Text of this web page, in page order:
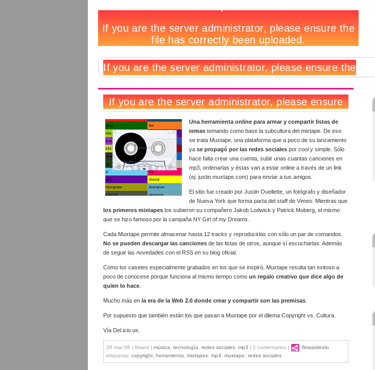
Una herramienta online para armar y compartir listas de
temas tomando como base la subcultura del mixtape. De eso
se trata Muxtape, una plataforma que a poco de su lanzamiento
ya se propagó por las redes sociales por cooly simple. Sólo
hace falta crear una cuenta, subir unas cuantas canciones en
mp3, ordenarlas y éstas van a estar online a través de un link
(ej: justin.muxtape.com) para enviar a tus amigos.
El sitio fue creado por Justin Ouellette, un fotógrafo y diseñador
de Nueva York que forma parta del staff de Vimeo. Mientras que
los primeros mixtapes los subieron su compañero Jakob Lodwick y Patrick Moberg, el mismo
que se hizo famoso por la campaña NY Girl of my Dreams.
Cada Muxtape permite almacenar hasta 12 tracks y reproducirlas con sólo un par de comandos.
No se pueden descargar las canciones de las listas de otros, aunque sí escucharlas. Además
de seguir las novedades con el RSS en su blog oficial.
Como los casetes especialmente grabados en los que se inspiró, Muxtape resulta tan exitoso a
poco de conocese porque funciona al mismo tiempo como un regalo creativo que dice algo de
quien lo hace
Mucho más en la era de la Web 2.0 donde crear y compartir son las premisas
Por supuesto que también están los que pasan a Muxtape por el dilema Copyright vs. Cultura.
Vía Del.icio.us.
26 mar 08 | flowmi | música tecnología redes sociales mp3 | 2 comentarios |
flowardealo
etiquetas: copyright herramienta mixtapes mp3 muxtape redes sociales